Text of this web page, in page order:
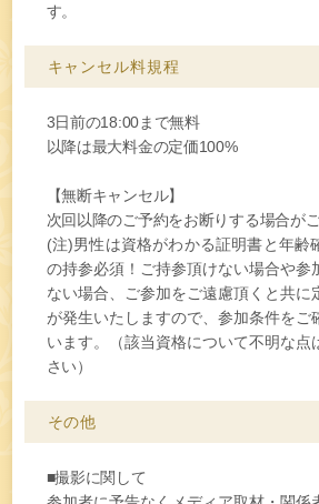
す。
キャンセル料規程
3日前の18:00まで無料
以降は最大料金の定価100%
【無断キャンセル】
次回以降のご予約をお断りする場合がご
(注)男性は資格がわかる証明書と年齢
の持参必須！ご持参頂けない場合や参
ない場合、ご参加をご遠慮頂くと共に
が発生いたしますので、参加条件をご
います。（該当資格について不明な点
さい）
その他
■撮影に関して